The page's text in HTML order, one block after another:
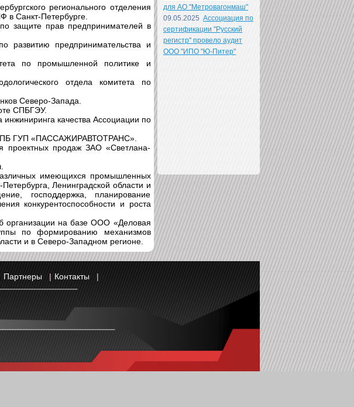
регионального отделения
в Санкт-Петербурге.
защите прав предпринимателей в
развитию предпринимательства и
по промышленной политике и
отдела комитета по
Северо-Запада.
СПБГЭУ.
качества Ассоциации по
СПБ ГУП «ПАССАЖИРАВТОТРАНС».
проектных продаж ЗАО «Светлана-
имеющихся промышленных
Ленинградской области и
господдержка, планирование
конкурентоспособности и роста
организации на базе ООО «Деловая
по формированию механизмов
и в Северо-Западном регионе.
для АО "Метровагонмаш"
09.05.2025 Ассоциация по
сертификации "Русский
регистр" провело аудит
ООО "ИПО "Ю-Питер"
Партнеры | Контакты |